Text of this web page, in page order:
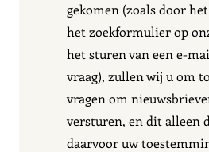
gekomen (zoals door
het zoekformulier op
het sturen van een e-
vraag), zullen wij u om
vragen om
versturen, en dit alleen
daarvoor uw